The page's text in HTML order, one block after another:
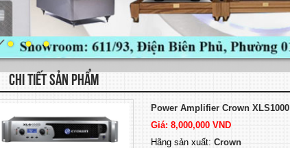
CHI TIẾT SẢN PHẨM
Power Amplifier Crown XLS1000
Giá: 8,000,000 VND
Hãng sản xuất: Crown